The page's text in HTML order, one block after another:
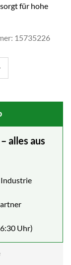
für hohe
15735226
alles aus
Uhr)